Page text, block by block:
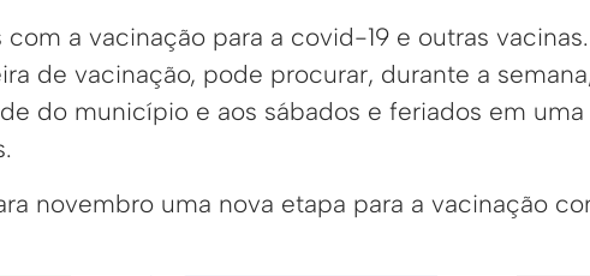
com a vacinação para a covid-19 e outras
de vacinação, pode procurar, durante a
do município e aos sábados e feriados em uma
novembro uma nova etapa para a vacinação